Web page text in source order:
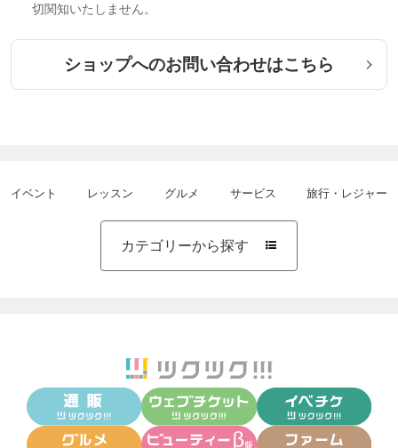
切関知いたしません。
ショップへのお問い合わせはこちら
イベント レッスン グルメ サービス 旅行・レジャー
カテゴリーから探す 